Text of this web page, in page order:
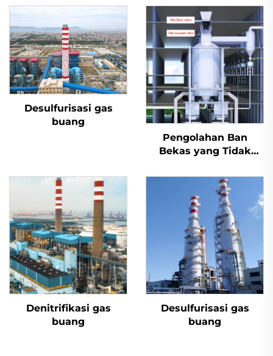
Desulfurisasi gas
buang
Pengolahan Ban
Bekas yang Tidak
Denitrifikasi gas
buang
Desulfurisasi gas
buang